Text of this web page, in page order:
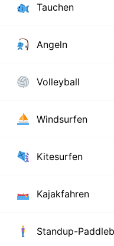
Tauchen
Angeln
Volleyball
Windsurfen
Kitesurfen
Kajakfahren
Standup-